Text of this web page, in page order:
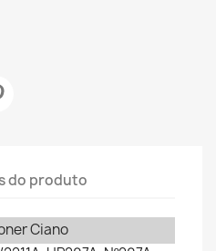
do produto
Ciano